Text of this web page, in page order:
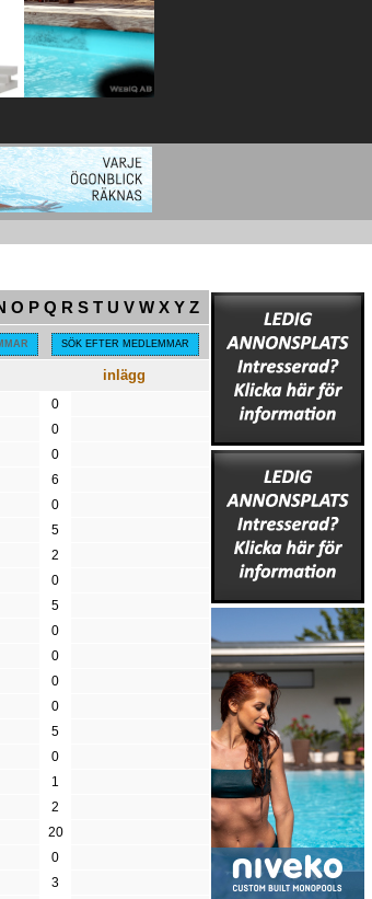
O P Q R S T U V W X Y Z
SÖK EFTER MEDLEMMAR
inlägg
0
0
0
6
0
5
2
0
5
0
0
0
0
5
0
1
2
20
0
3